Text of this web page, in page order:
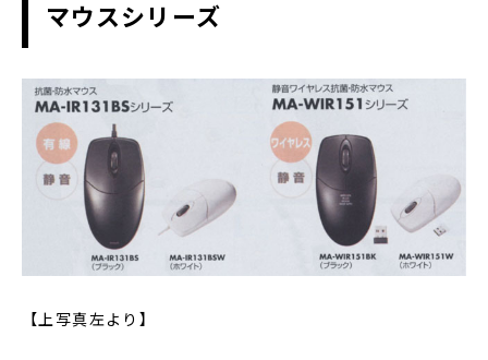
マウスシリーズ
【上写真左より】